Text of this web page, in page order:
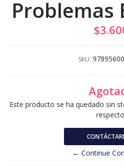
Problemas
SKU:
Este producto se ha quedado sin
← Continue